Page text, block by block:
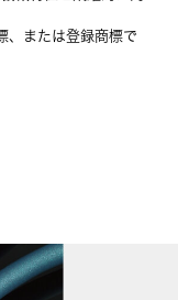
、または登録商標で